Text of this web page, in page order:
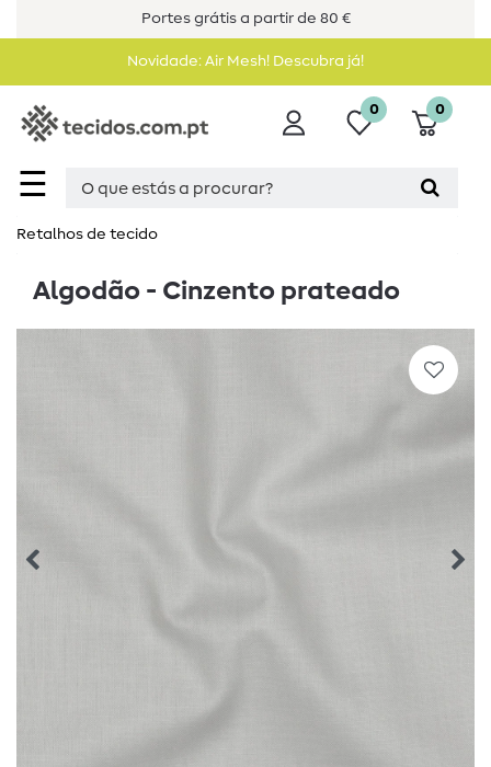
Portes grátis a partir de 80 €
Novidade: Air Mesh! Descubra já!
☰
0 0
Retalhos de tecido
Algodão - Cinzento prateado